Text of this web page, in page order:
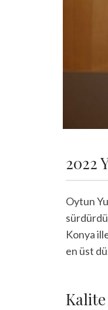
2022
Oytun
Konya
en üst